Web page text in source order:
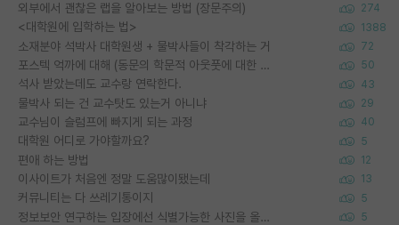
외부에서 괜찮은 랩을 알아보는 방법 (장문주의) 274
<대학원에 입학하는 법> 1388
소재분야 석박사 대학원생 + 물박사들이 착각하는 거 72
포스텍 억까에 대해 (동문의 학문적 아웃풋에 대한 반박) 50
석사 받았는데도 교수랑 연락한다. 43
물박사 되는 건 교수탓도 있는거 아니냐 29
교수님이 슬럼프에 빠지게 되는 과정 40
대학원 어디로 가야할까요? 5
편애 하는 방법 12
이사이트가 처음엔 정말 도움많이됐는데 13
커뮤니티는 다 쓰레기통이지 5
정보보안 연구하는 입장에선 식별가능한 사진을 올리는건 비추이긴함 5